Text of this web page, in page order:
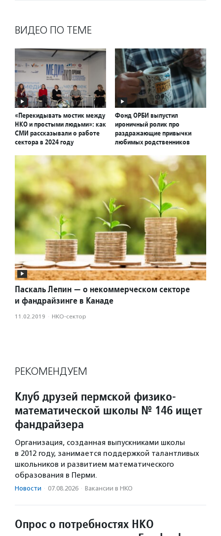
ВИДЕО ПО ТЕМЕ
«Перекидывать мостик между
НКО и простыми людьми»: как
СМИ рассказывали о работе
сектора в 2024 году
Фонд ОРБИ выпустил
ироничный ролик про
раздражающие привычки
любимых родственников
Паскаль Лепин — о некоммерческом секторе
и фандрайзинге в Канаде
11.02.2019 · НКО-сектор
РЕКОМЕНДУЕМ
Клуб друзей пермской физико-
математической школы № 146 ищет
фандрайзера
Организация, созданная выпускниками школы
в 2012 году, занимается поддержкой талантливых
школьников и развитием математического
образования в Перми.
Новости · 07.08.2026 · Вакансии в НКО
Опрос о потребностях НКО